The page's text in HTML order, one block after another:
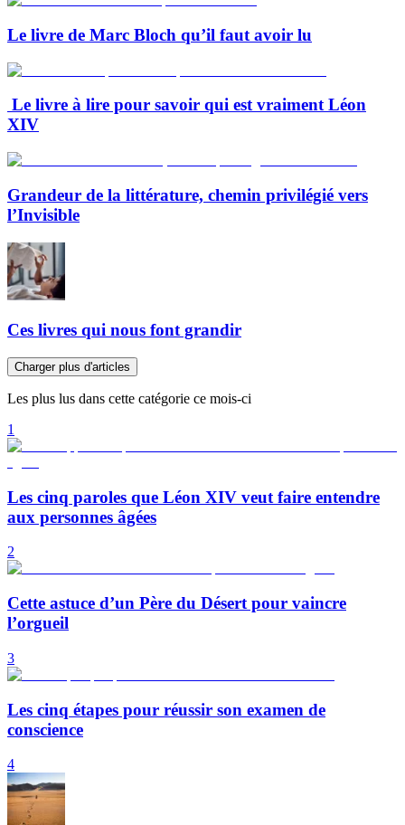
Le livre de Marc Bloch qu’il faut avoir lu
Le livre à lire pour savoir qui est vraiment Léon
XIV
Grandeur de la littérature, chemin privilégié vers
l’Invisible
Ces livres qui nous font grandir
Charger plus d'articles
Les plus lus dans cette catégorie ce mois-ci
1
Les cinq paroles que Léon XIV veut faire entendre
aux personnes âgées
2
Cette astuce d’un Père du Désert pour vaincre
l’orgueil
3
Les cinq étapes pour réussir son examen de
conscience
4